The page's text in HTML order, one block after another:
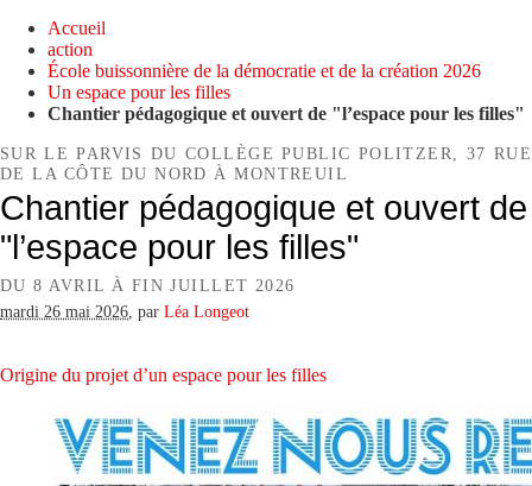
Accueil
action
École buissonnière de la démocratie et de la création 2026
Un espace pour les filles
Chantier pédagogique et ouvert de "l’espace pour les filles"
SUR LE PARVIS DU COLLÈGE PUBLIC POLITZER, 37 RUE
DE LA CÔTE DU NORD À MONTREUIL
Chantier pédagogique et ouvert de
"l’espace pour les filles"
DU 8 AVRIL À FIN JUILLET 2026
mardi 26 mai 2026 par Léa Longeot
Origine du projet d’un espace pour les filles